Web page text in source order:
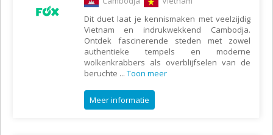
Dit duet laat je kennismaken met veelzijdig
Vietnam en indrukwekkend Cambodja.
Ontdek fascinerende steden met zowel
authentieke tempels en moderne
wolkenkrabbers als overblijfselen van de
beruchte ... Toon meer
Meer informatie